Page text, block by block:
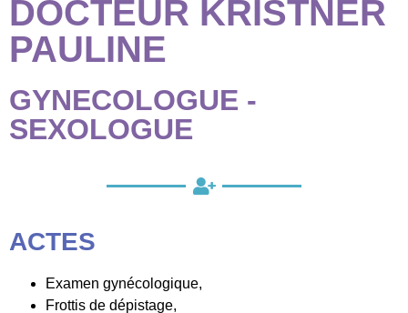
DOCTEUR KRISTNER
PAULINE
GYNECOLOGUE -
SEXOLOGUE
ACTES
Examen gynécologique,
Frottis de dépistage,